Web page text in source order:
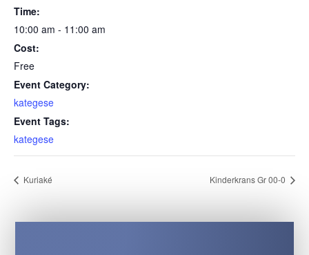
Time:
10:00 am - 11:00 am
Cost:
Free
Event Category:
kategese
Event Tags:
kategese
Kuriaké Kinderkrans Gr 00-0